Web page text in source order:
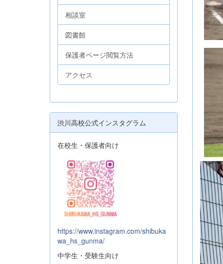
相談室
図書館
保護者ページ閲覧方法
アクセス
渋川高校公式インスタグラム
在校生・保護者向け
https://www.instagram.com/shibuka
wa_hs_gunma/
中学生・受験生向け